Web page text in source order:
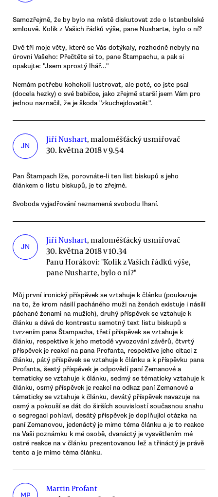
Samozřejmě, že by bylo na místě diskutovat zde o Istanbulské
smlouvě. Kolik z Vašich řádků výše, pane Nusharte, bylo o ní?
Dvě tři moje věty, které se Vás dotýkaly, rozhodně nebyly na
úrovni Vašeho: Přečtěte si to, pane Štampachu, a pak si
opakujte: "Jsem sprostý lhář..."
Nemám potřebu kohokoli lustrovat, ale poté, co jste psal
(docela hezky) o své babičce, jako zřejmě starší jsem Vám pro
jednou naznačil, že je škoda "zkuchejdovatět".
JN
Jiří Nushart, maloměšťácký usmiřovač
30. května 2018 v 9.54
Pan Štampach lže, porovnáte-li ten list biskupů s jeho
článkem o listu biskupů, je to zřejmé.
Svoboda vyjadřování neznamená svobodu lhaní.
JN
Jiří Nushart, maloměšťácký usmiřovač
30. května 2018 v 10.34
Panu Horákovi: "Kolik z Vašich řádků výše,
pane Nusharte, bylo o ní?"
Můj první ironický příspěvek se vztahuje k článku (poukazuje
na to, že krom násilí pacháného muži na ženách existuje i násilí
páchané ženami na mužích), druhý příspěvek se vztahuje k
článku a dává do kontrastu samotný text listu biskupů s
tvrzením pana Štampacha, třetí příspěvek se vztahuje k
článku, respektive k jeho metodě vyvozování závěrů, čtvrtý
příspěvek je reakcí na pana Profanta, respektive jeho citaci z
článku, pátý příspěvek se vztahuje k článku a k příspěvku pana
Profanta, šestý příspěvek je odpovědí paní Zemanové a
tematicky se vztahuje k článku, sedmý se tématicky vztahuje k
článku, osmý příspěvek je reakcí na odkaz paní Zemanové a
tématicky se vztahuje k článku, devátý příspěvek navazuje na
osmý a pokouší se dát do širších souvislostí současnou snahu
o segregaci pohlaví, desátý příspěvek je doplňující otázka na
paní Zemanovou, jedenáctý je mimo téma článku a je to reakce
na Vaši poznámku k mé osobě, dvanáctý je vysvětlením mé
ostré reakce na v článku prezentovanou lež a třináctý je právě
tento a je mimo téma článku.
Martin Profant